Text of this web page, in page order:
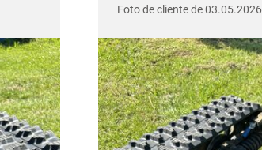
Foto de cliente de 03.05.2026